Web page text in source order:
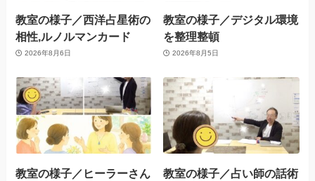
教室の様子／西洋占星術の
相性,ルノルマンカード
2026年8月6日
教室の様子／デジタル環境
を整理整頓
2026年8月5日
教室の様子／ヒーラーさん
教室の様子／占い師の話術